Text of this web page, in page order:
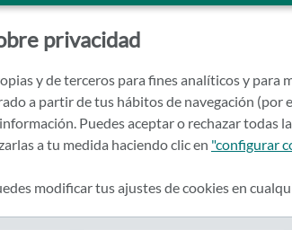
privacidad
y de terceros para fines analíticos y para
a partir de tus hábitos de navegación (por
Puedes aceptar o rechazar todas
a tu medida haciendo clic en "configurar
modificar tus ajustes de cookies en